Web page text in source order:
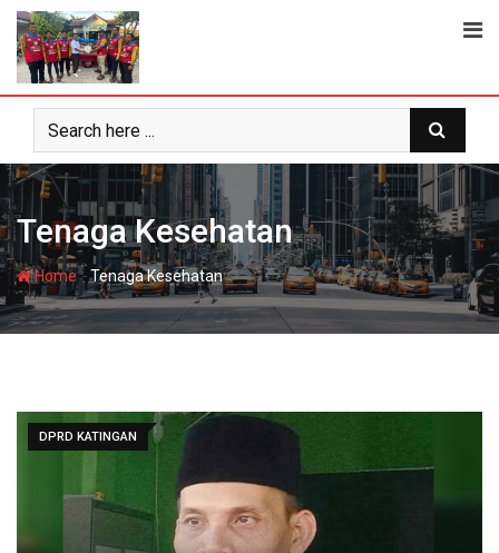
Skip
content
Tenaga Kesehatan
Home-Tenaga Kesehatan
DPRD KATINGAN